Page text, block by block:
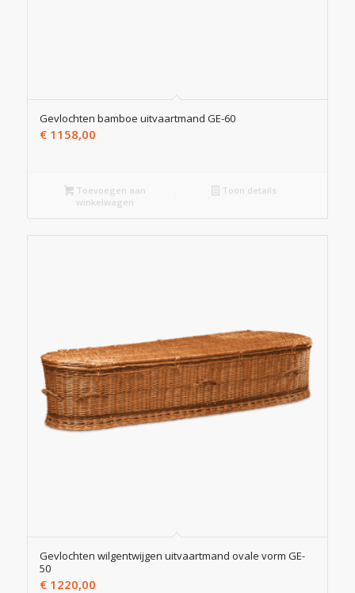
Gevlochten bamboe uitvaartmand GE-60
€1158,00
Toevoegen aan
winkelwagen
Toon details
Gevlochten wilgentwijgen uitvaartmand ovale vorm GE-
50
€1220,00